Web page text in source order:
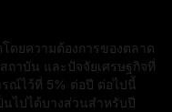
ดยความต้องการของตลาด
าบัน และปัจจัยเศรษฐกิจที่
ณ์ไว้ที่ 5% ต่อปี ต่อไปนี้
นไปได้บางส่วนสำหรับปี